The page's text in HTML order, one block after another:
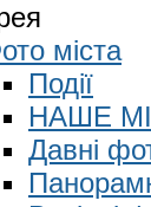
міста
Події
НАШЕ
Давні